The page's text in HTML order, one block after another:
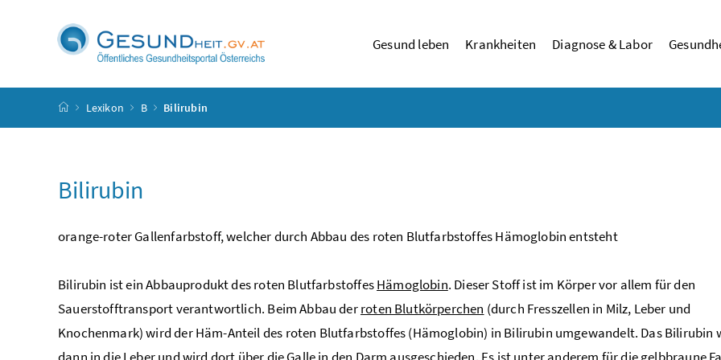
Gesund leben Krankheiten Diagnose & Labor
Startseite
Lexikon B Bilirubin
Bilirubin
orange-roter Gallenfarbstoff, welcher durch Abbau des roten Blutfarbstoffes Hämoglobin entsteht
Bilirubin ist ein Abbauprodukt des roten BlutfarbstoffesHämoglobin. Dieser Stoff ist im Körper vor allem für den
Sauerstofftransport verantwortlich. Beim Abbau derroten Blutkörperchen (durch Fresszellen in Milz, Leber und
Knochenmark) wird der Häm-Anteil des roten Blutfarbstoffes (Hämoglobin) in Bilirubin umgewandelt. Das Bilirubin